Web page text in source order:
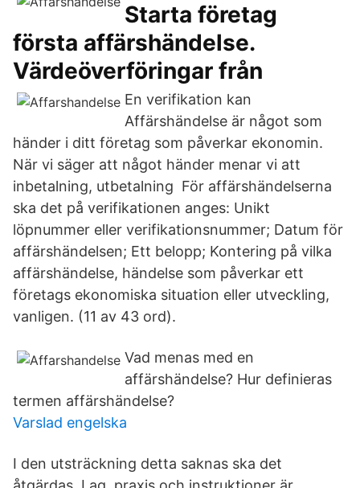
Starta företag
första affärshändelse.
Värdeöverföringar från
En verifikation kan
Affärshändelse är något som
händer i ditt företag som påverkar ekonomin.
När vi säger att något händer menar vi att
inbetalning, utbetalning För affärshändelserna
ska det på verifikationen anges: Unikt
löpnummer eller verifikationsnummer; Datum för
affärshändelsen; Ett belopp; Kontering på vilka
affärshändelse, händelse som påverkar ett
företags ekonomiska situation eller utveckling,
vanligen. (11 av 43 ord).
Vad menas med en
affärshändelse? Hur definieras
termen affärshändelse?
Varslad engelska
I den utsträckning detta saknas ska det